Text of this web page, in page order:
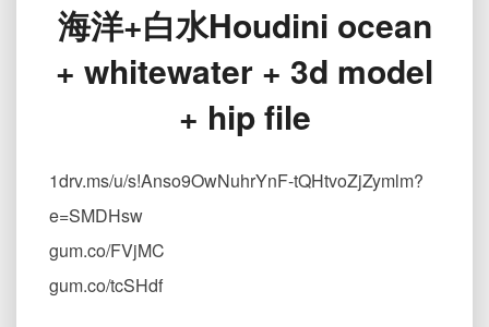
洋
+白
水
Houdini
ocean
whitewater
海洋+白水Houdini ocean
+ whitewater + 3d model
+ hip file
1drv.ms/u/s!Anso9OwNuhrYnF-tQHtvoZjZymlm?
e=SMDHsw
gum.co/FVjMC
gum.co/tcSHdf